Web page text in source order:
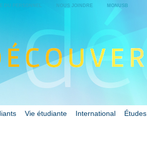
DU PERSONNEL NOUS JOINDRE MONUSB
Vie étudiante International Études